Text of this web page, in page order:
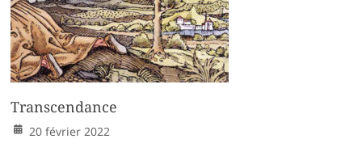
Transcendance
20 février 2022